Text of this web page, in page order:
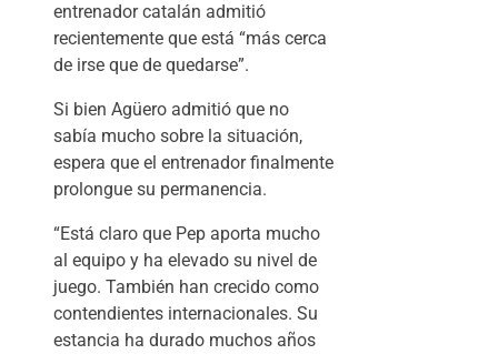
entrenador catalán admitió
recientemente que está “más cerca
de irse que de quedarse”.
Si bien Agüero admitió que no
sabía mucho sobre la situación,
espera que el entrenador finalmente
prolongue su permanencia.
“Está claro que Pep aporta mucho
al equipo y ha elevado su nivel de
juego. También han crecido como
contendientes internacionales. Su
estancia ha durado muchos años